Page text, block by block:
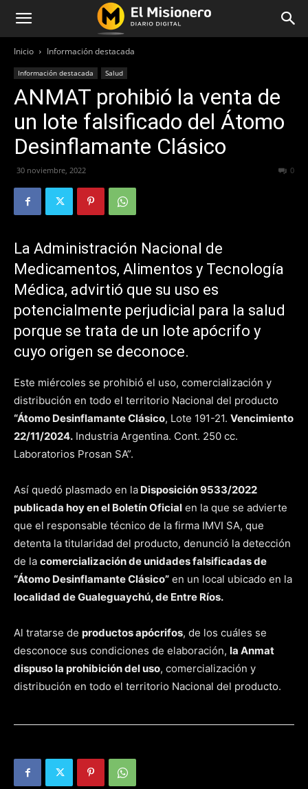
Inicio Información destacada
Información destacada Salud
ANMAT prohibió la venta de
un lote falsificado del Átomo
Desinflamante Clásico
30 noviembre, 2022 0
La Administración Nacional de
Medicamentos, Alimentos y Tecnología
Médica, advirtió que su uso es
potencialmente perjudicial para la salud
porque se trata de un lote apócrifo y
cuyo origen se deconoce.
Este miércoles se prohibió el uso, comercialización y
distribución en todo el territorio Nacional del producto
“Átomo Desinflamante Clásico, Lote 191-21. Vencimiento
22/11/2024. Industria Argentina. Cont. 250 cc.
Laboratorios Prosan SA”.
Así quedó plasmado en la Disposición 9533/2022
publicada hoy en el Boletín Oficial en la que se advierte
que el responsable técnico de la firma IMVI SA, que
detenta la titularidad del producto, denunció la detección
de la comercialización de unidades falsificadas de
“Átomo Desinflamante Clásico” en un local ubicado en la
localidad de Gualeguaychú, de Entre Ríos.
Al tratarse de productos apócrifos, de los cuáles se
desconoce sus condiciones de elaboración, la Anmat
dispuso la prohibición del uso, comercialización y
distribución en todo el territorio Nacional del producto.